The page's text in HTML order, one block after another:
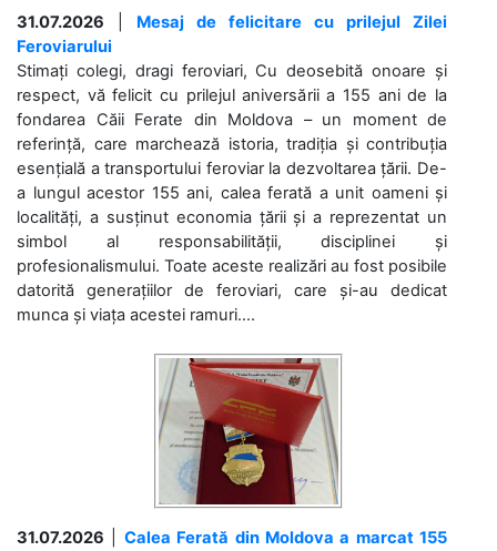
31.07.2026
Mesaj de felicitare cu prilejul Zilei
Feroviarului
Stimați colegi, dragi feroviari, Cu deosebită onoare și
respect, vă felicit cu prilejul aniversării a 155 ani de la
fondarea Căii Ferate din Moldova – un moment de
referință, care marchează istoria, tradiția și contribuția
esențială a transportului feroviar la dezvoltarea țării. De-
a lungul acestor 155 ani, calea ferată a unit oameni și
localități, a susținut economia țării și a reprezentat un
simbol al responsabilității, disciplinei și
profesionalismului. Toate aceste realizări au fost posibile
datorită generațiilor de feroviari, care și-au dedicat
munca și viața acestei ramuri....
31.07.2026
Calea Ferată din Moldova a marcat 155